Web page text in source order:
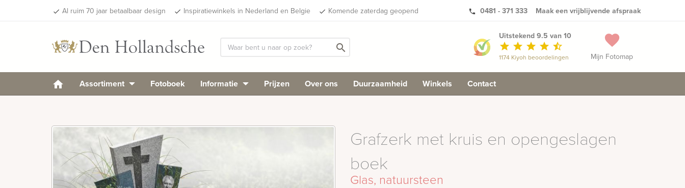
done Al ruim 70 jaar betaalbaar design done Inspiratiewinkels in Nederland en Belgie done Komende zaterdag geopend phone 0481 - 371 333 Maak een vrijblijvende afspraak
search favorite
Mijn Fotomap
Uitstekend 9.5 van 10
star star star star star_half
1174 Kiyoh beoordelingen
Assortiment Fotoboek Informatie Prijzen Over ons Duurzaamheid Winkels Contact
Grafzerk met kruis en opengeslagen
boek
Glas, natuursteen